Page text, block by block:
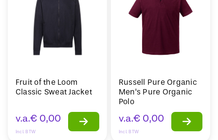
Fruit of the Loom
Classic Sweat Jacket
v.a.€ 0,00
Incl. BTW
Russell Pure Organic
Men’s Pure Organic
Polo
v.a.€ 0,00
Incl. BTW